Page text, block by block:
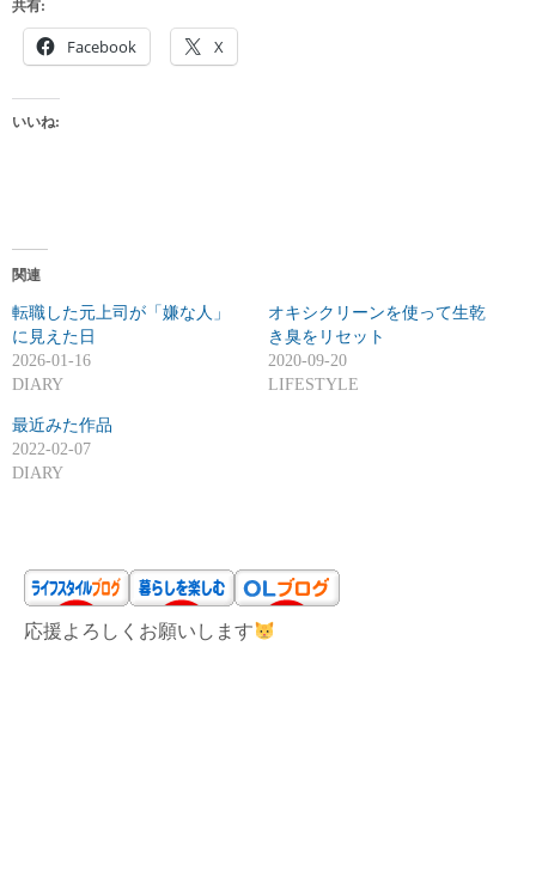
共有:
Facebook X
いいね:
関連
転職した元上司が「嫌な人」
に見えた日
2026-01-16
DIARY
オキシクリーンを使って生乾
き臭をリセット
2020-09-20
LIFESTYLE
最近みた作品
2022-02-07
DIARY
応援よろしくお願いします